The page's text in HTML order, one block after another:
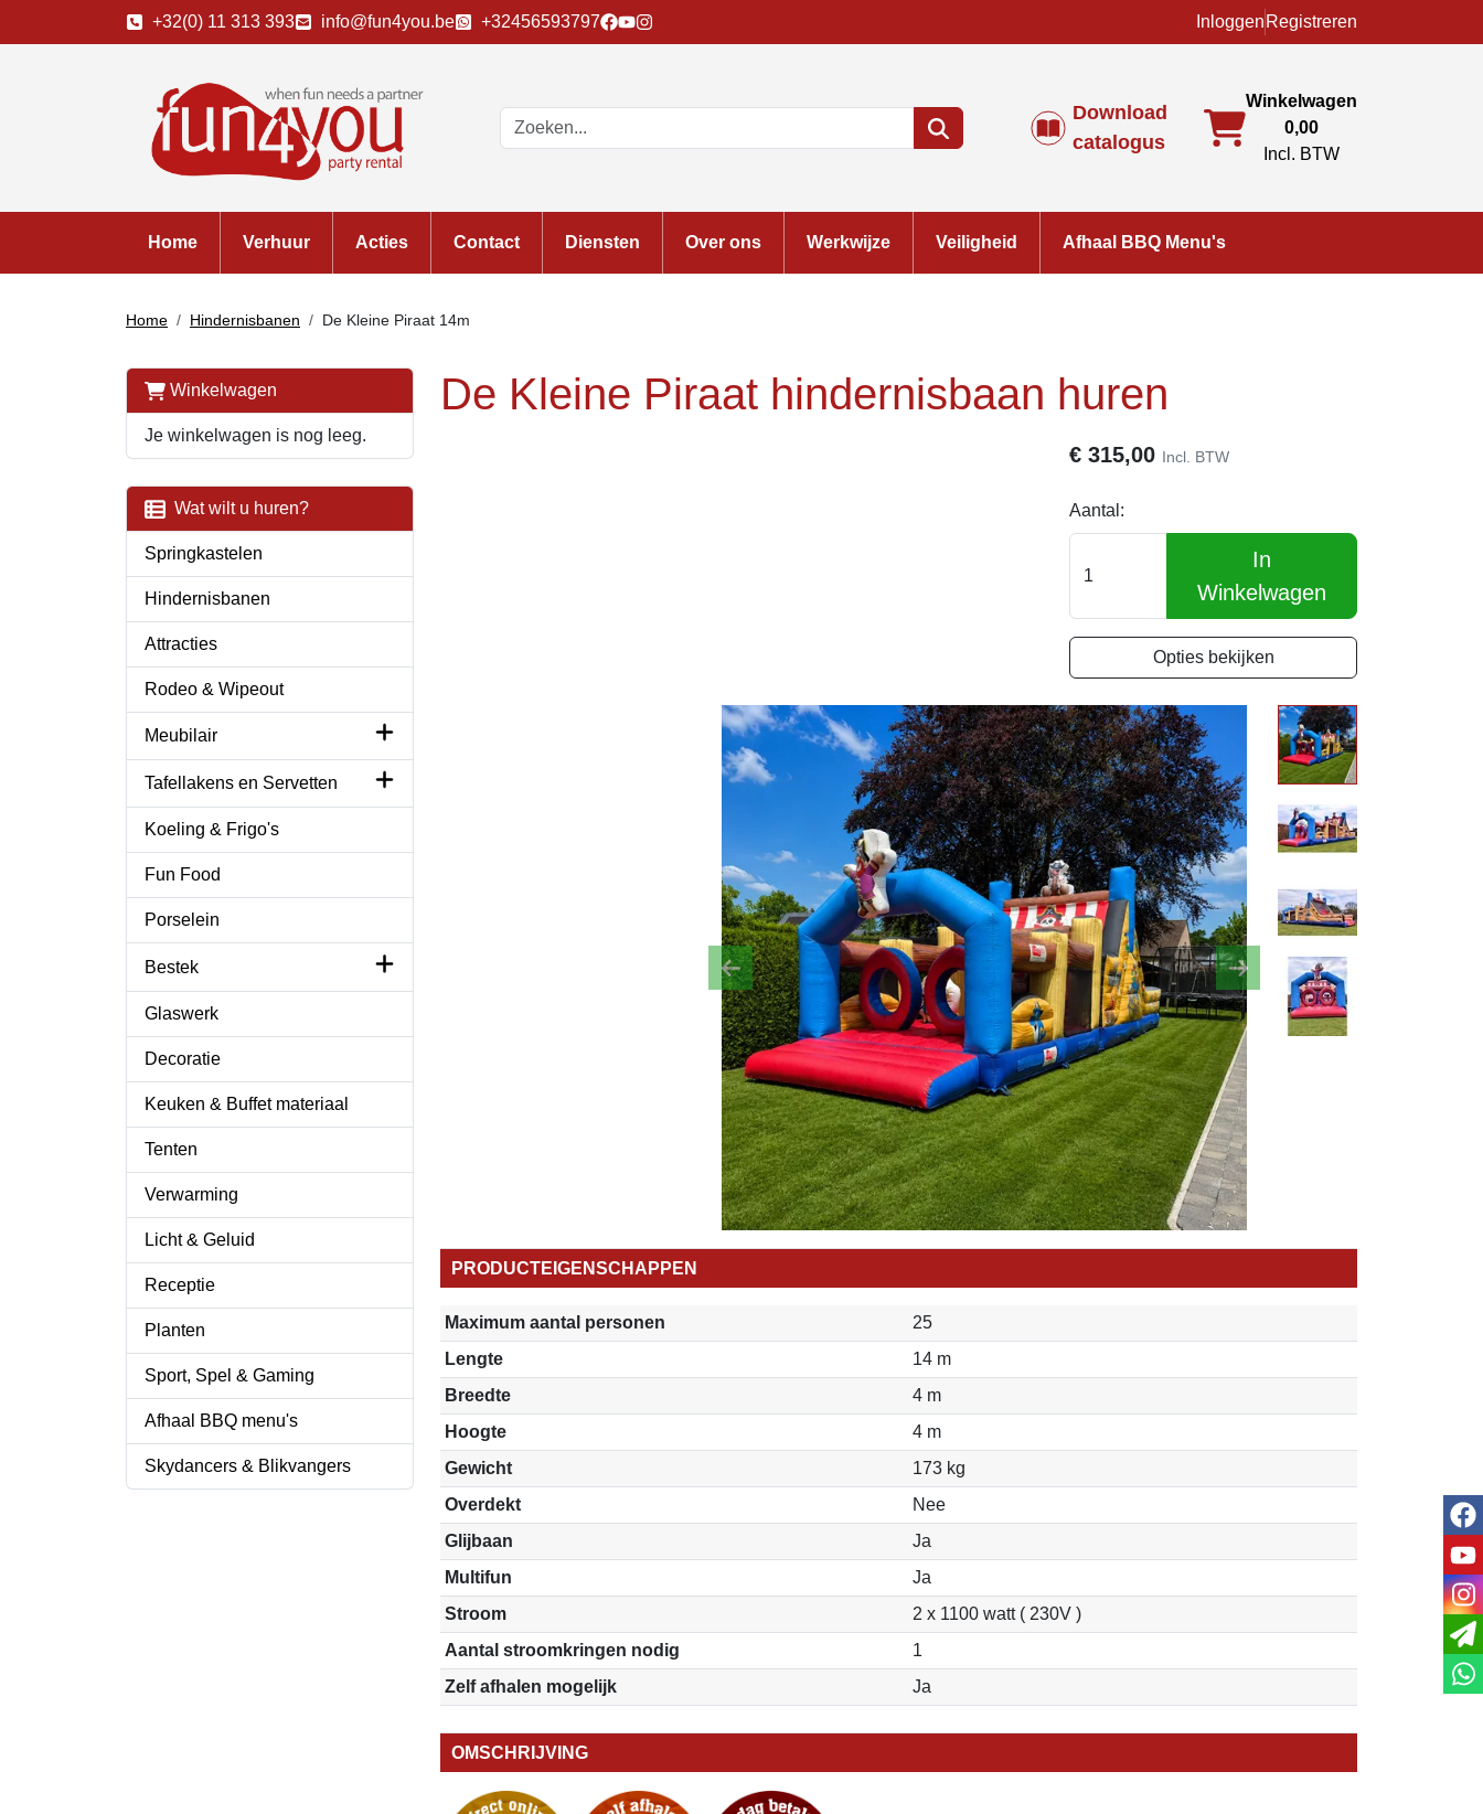
+32(0) 11 313 393 info@fun4you.be +32456593797 Inloggen Registreren
Download
catalogus
Winkelwagen
0,00
Incl. BTW
Home Verhuur Acties Contact Diensten Over ons Werkwijze Veiligheid Afhaal BBQ Menu's
Home Hindernisbanen De Kleine Piraat 14m
Winkelwagen
Je winkelwagen is nog leeg.
Wat wilt u huren?
Springkastelen
Hindernisbanen
Attracties
Rodeo & Wipeout
Meubilair
Tafellakens en Servetten
Koeling & Frigo's
Fun Food
Porselein
Bestek
Glaswerk
Decoratie
Keuken & Buffet materiaal
Tenten
Verwarming
Licht & Geluid
Receptie
Planten
Sport, Spel & Gaming
Afhaal BBQ menu's
Skydancers & Blikvangers
De Kleine Piraat hindernisbaan huren
€ 315,00 Incl. BTW
Aantal:
In
Winkelwagen
Opties bekijken
Previous Next
PRODUCTEIGENSCHAPPEN
Maximum aantal personen
25
Lengte
14 m
Breedte
4 m
Hoogte
4 m
Gewicht
173 kg
Overdekt
Nee
Glijbaan
Ja
Multifun
Ja
Stroom
2 x 1100 watt ( 230V )
Aantal stroomkringen nodig
1
Zelf afhalen mogelijk
Ja
OMSCHRIJVING